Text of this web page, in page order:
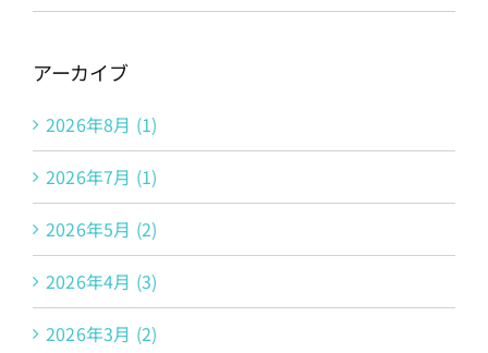
アーカイブ
2026年8月 (1)
2026年7月 (1)
2026年5月 (2)
2026年4月 (3)
2026年3月 (2)